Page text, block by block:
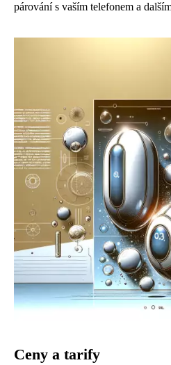
párování s vaším telefonem a
Ceny a tarify